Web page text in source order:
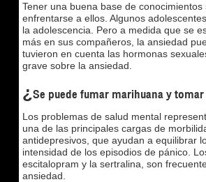
Tener una buena base de
enfrentarse a ellos. Algunos
la adolescencia. Pero a medida que se
más en sus compañeros, la ansiedad
tuvieron en cuenta las hormonas
grave sobre la ansiedad.
¿Se puede fumar marihuana y
Los problemas de salud mental
una de las principales cargas de
antidepresivos, que ayudan a equilibrar
intensidad de los episodios de pánico.
escitalopram y la sertralina, son
ansiedad.